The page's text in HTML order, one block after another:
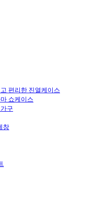
편리한 진열케이스
쇼케이스
구
창